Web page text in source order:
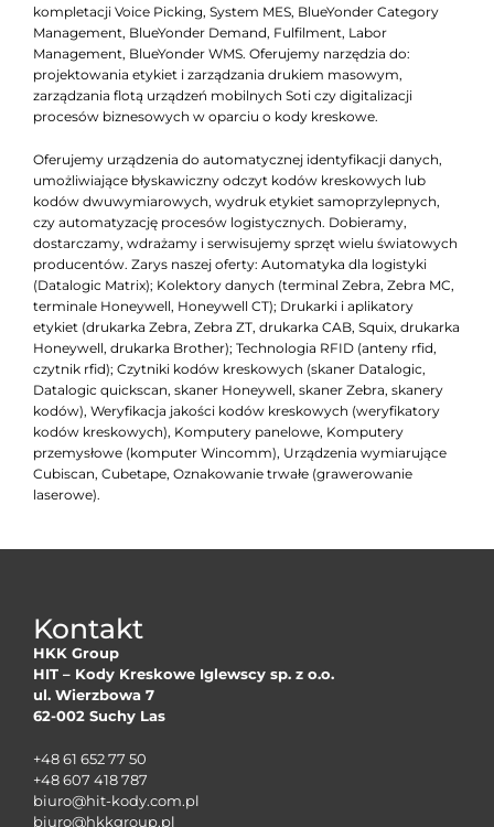
kompletacji Voice Picking, System MES, BlueYonder Category
Management, BlueYonder Demand, Fulfilment, Labor
Management, BlueYonder WMS. Oferujemy narzędzia do:
projektowania etykiet i zarządzania drukiem masowym,
zarządzania flotą urządzeń mobilnych Soti czy digitalizacji
procesów biznesowych w oparciu o kody kreskowe.
Oferujemy urządzenia do automatycznej identyfikacji danych,
umożliwiające błyskawiczny odczyt kodów kreskowych lub
kodów dwuwymiarowych, wydruk etykiet samoprzylepnych,
czy automatyzację procesów logistycznych. Dobieramy,
dostarczamy, wdrażamy i serwisujemy sprzęt wielu światowych
producentów. Zarys naszej oferty: Automatyka dla logistyki
(Datalogic Matrix); Kolektory danych (terminal Zebra, Zebra MC,
terminale Honeywell, Honeywell CT); Drukarki i aplikatory
etykiet (drukarka Zebra, Zebra ZT, drukarka CAB, Squix, drukarka
Honeywell, drukarka Brother); Technologia RFID (anteny rfid,
czytnik rfid); Czytniki kodów kreskowych (skaner Datalogic,
Datalogic quickscan, skaner Honeywell, skaner Zebra, skanery
kodów), Weryfikacja jakości kodów kreskowych (weryfikatory
kodów kreskowych), Komputery panelowe, Komputery
przemysłowe (komputer Wincomm), Urządzenia wymiarujące
Cubiscan, Cubetape, Oznakowanie trwałe (grawerowanie
laserowe).
Kontakt
HKK Group
HIT – Kody Kreskowe Iglewscy sp. z o.o.
ul. Wierzbowa 7
62-002 Suchy Las
+48 61 652 77 50
+48 607 418 787
biuro@hit-kody.com.pl
biuro@hkkgroup.pl